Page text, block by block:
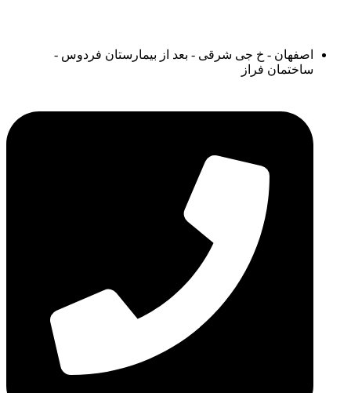
اصفهان - خ جی شرقی - بعد از بیمارستان فردوس -
ساختمان فراز